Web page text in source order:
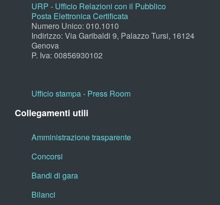
URP - Ufficio Relazioni con il Pubblico
Posta Elettronica Certificata
Numero Unico: 010.1010
Indirizzo: Via Garibaldi 9, Palazzo Tursi, 16124
Genova
P. Iva: 00856930102
Ufficio stampa - Press Room
Collegamenti utili
Amministrazione trasparente
Concorsi
Bandi di gara
Bilanci